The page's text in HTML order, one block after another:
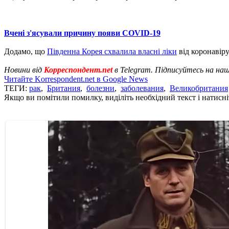
Вчені з'ясували причину появи COVID-19
Додамо, що Південна Корея схвалила власні ліки від
Новини від Корреспондент.netв Telegram. Підписуйтесь на
Читайте Korrespondent.net в Google News
ТЕГИ: рак, Британия, болезни, заболевания, Великобритания
Якщо ви помітили помилку, виділіть необхідний текст і